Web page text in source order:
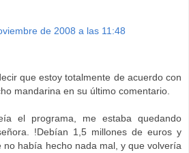
de 2008 a las 11:48
que estoy totalmente de acuerdo con
mandarina en su último comentario.
el programa, me estaba quedando
!Debían 1,5 millones de euros y
no había hecho nada mal, y que volvería